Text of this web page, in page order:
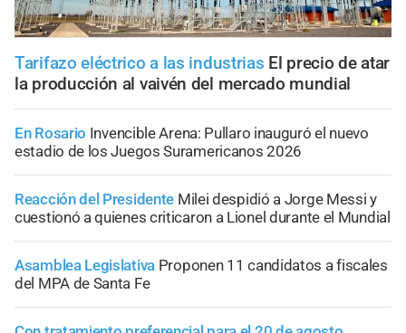
Tarifazo eléctrico a las industrias El precio de atar
la producción al vaivén del mercado mundial
En Rosario Invencible Arena: Pullaro inauguró el nuevo
estadio de los Juegos Suramericanos 2026
Reacción del Presidente Milei despidió a Jorge Messi y
cuestionó a quienes criticaron a Lionel durante el Mundial
Asamblea Legislativa Proponen 11 candidatos a fiscales
del MPA de Santa Fe